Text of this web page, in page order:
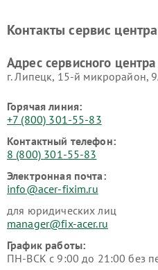
Контакты сервис центра
Адрес сервисного
г. Липецк, 15-й микрорайон,
Горячая линия:
+7 (800) 301-55-83
Контактный телефон:
8 (800) 301-55-83
Электронная почта:
info@acer-fixim.ru
для юридических лиц
manager@fix-acer.ru
График работы:
ПН-ВСК с 9:00 до 21:00 без